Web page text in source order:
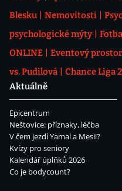
Blesku
Nemovitosti
psychologické mýty
ONLINE
Eventový
vs. Pudilová
Chance Liga
Aktuálně
Epicentrum
Neštovice: příznaky, léčba
V čem jezdí Yamal a Mesii?
Kvízy pro seniory
Kalendář úplňků 2026
Co je bodycount?